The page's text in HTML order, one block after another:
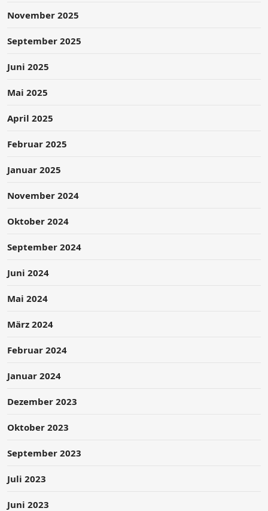
November 2025
September 2025
Juni 2025
Mai 2025
April 2025
Februar 2025
Januar 2025
November 2024
Oktober 2024
September 2024
Juni 2024
Mai 2024
März 2024
Februar 2024
Januar 2024
Dezember 2023
Oktober 2023
September 2023
Juli 2023
Juni 2023